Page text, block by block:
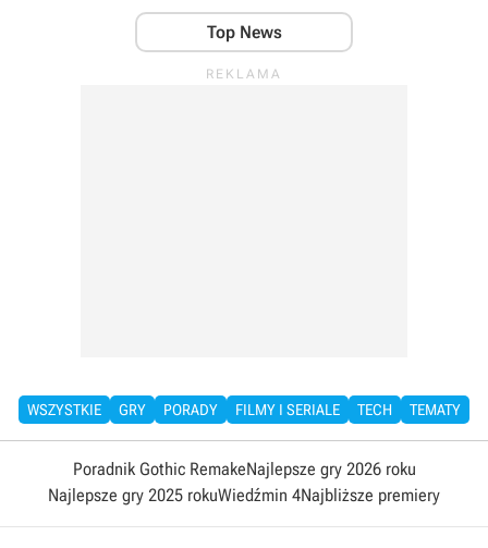
Top News
WSZYSTKIE GRY PORADY FILMY I SERIALE TECH TEMATY
Poradnik Gothic RemakeNajlepsze gry 2026 roku
Najlepsze gry 2025 rokuWiedźmin 4Najbliższe premiery